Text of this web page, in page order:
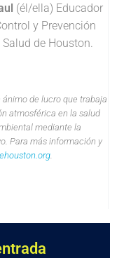
(él/ella) Educador
y Prevención
de Houston.
de lucro que trabaja
atmosférica en la salud
mediante la
Para más información y
.